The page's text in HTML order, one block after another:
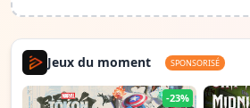
Jeux du moment SPONSORISÉ
-23%